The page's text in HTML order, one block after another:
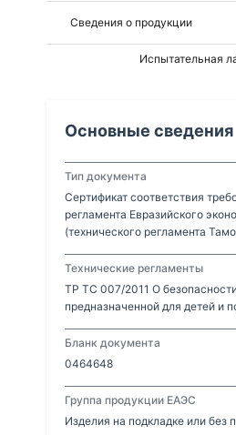
синтетическими нитями (пряжей):
Сведения о продукции
Испытательная
Основные сведения
Тип документа
Сертификат соответствия
регламента Евразийского
(технического регламента
Технические регламенты
ТР ТС 007/2011 О
предназначенной для детей и
Бланк документа
0464648
Группа продукции ЕАЭС
Изделия на подкладке или без